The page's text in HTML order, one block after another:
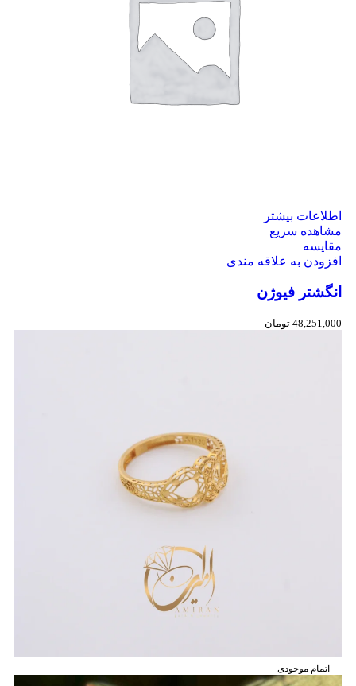
اطلاعات بیشتر
مشاهده سریع
مقایسه
افزودن به علاقه مندی
انگشتر فیوژن
48,251,000 تومان
اتمام موجودی